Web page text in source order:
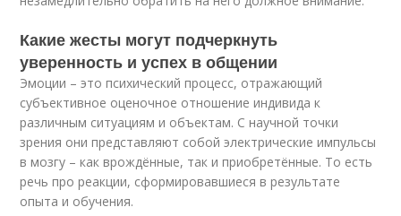
Какие жесты могут подчеркнуть
уверенность и успех в общении
Эмоции – это психический процесс, отражающий
субъективное оценочное отношение индивида к
различным ситуациям и объектам. С научной точки
зрения они представляют собой электрические импульсы
в мозгу – как врождённые, так и приобретённые. То есть
речь про реакции, сформировавшиеся в результате
опыта и обучения.